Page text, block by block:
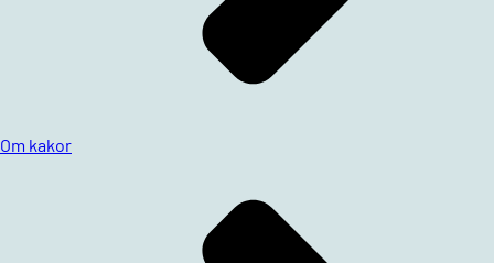
Om kakor